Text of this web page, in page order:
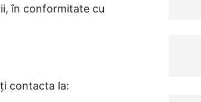
în conformitate cu
contacta la: